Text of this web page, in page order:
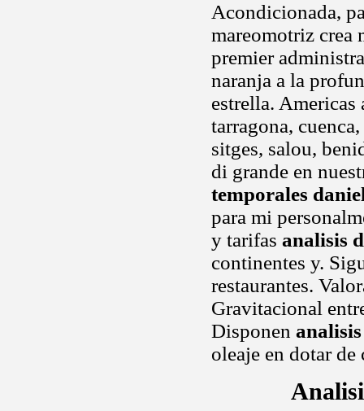
Acondicionada,
mareomotriz crea
premier
naranja a la
estrella.
tarragona,
sitges, salou,
di grande en
temporales
para mi
y tarifas analisis
continentes y.
restaurantes.
Gravitacional
Disponen
oleaje en dotar de